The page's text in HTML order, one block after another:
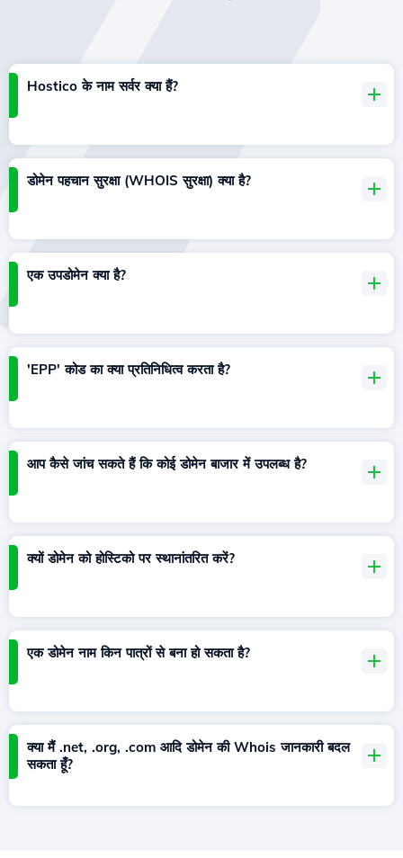
Hostico के नाम सर्वर क्या हैं?
डोमेन पहचान सुरक्षा (WHOIS सुरक्षा) क्या है?
एक उपडोमेन क्या है?
'EPP' कोड का क्या प्रतिनिधित्व करता है?
आप कैसे जांच सकते हैं कि कोई डोमेन बाजार में उपलब्ध है?
क्यों डोमेन को होस्टिको पर स्थानांतरित करें?
एक डोमेन नाम किन पात्रों से बना हो सकता है?
क्या मैं .net, .org, .com आदि डोमेन की Whois जानकारी बदल
सकता हूँ?